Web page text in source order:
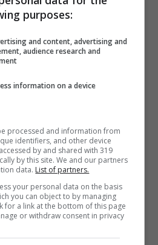
ha già un’intesa di
l’Atalanta che non lascia
solo a titolo
che spera di
30, 35 milioni di euro da
le parti sono
del cartellino del
purposes:
and content, advertising and
audience research and
information on a device
processed and information from
identifiers, and other device
by and shared with 319
by this site. We and our partners
data. List of partners.
your personal data on the basis
you can object to by managing
for a link at the bottom of this page
or withdraw consent in privacy